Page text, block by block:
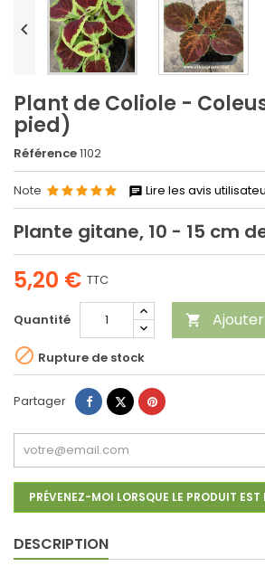

Plant de Coliole -
pied)
Référence1102
Note Lire les avis
Plante gitane, 10 - 15 cm
5,20 € TTC
Quantité 
 Rupture de stock
Partager PartagerTweetPinterest
PRÉVENEZ-MOI LORSQUE LE PRODUIT EST
DESCRIPTION